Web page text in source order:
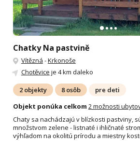
Chatky Na pastvině
Vítězná -Krkonoše
Chotěvice je 4 km daleko
2 objekty 8 osôb
pre deti
Objekt ponúka celkom 2 možnosti
Chaty sa nachádzajú v blízkosti pastviny,
množstvom zelene - listnaté i ihličnaté
výhľadom na okolitú prírodu a miestny